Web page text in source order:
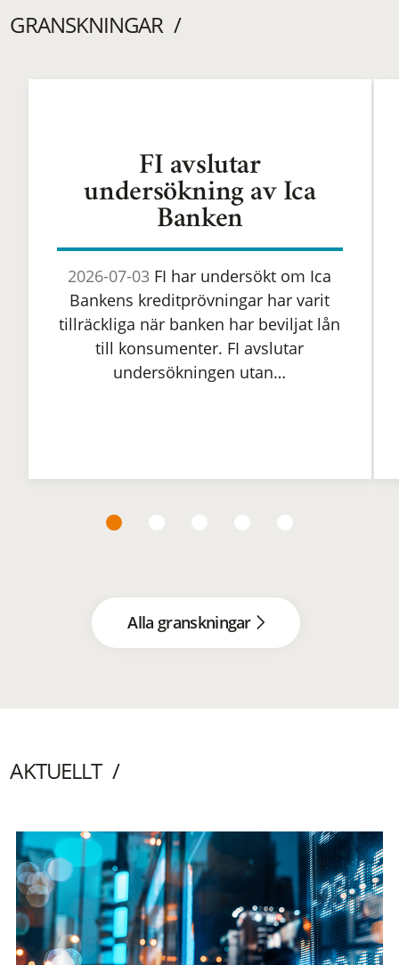
GRANSKNINGAR
FI avslutar
undersökning av Ica
Banken
2026-07-03 FI har undersökt om Ica
Bankens kreditprövningar har varit
tillräckliga när banken har beviljat lån
till konsumenter. FI avslutar
undersökningen utan…
Alla granskningar
AKTUELLT